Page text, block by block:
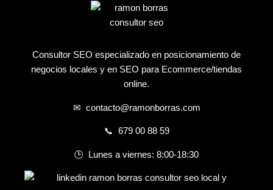
Consultor SEO especializado en posicionamiento de
negocios locales y en SEO para Ecommerce/tiendas
online.
✉ contacto@ramonborras.com
📞 679 00 88 59
🕒 Lunes a viernes: 8:00-18:30